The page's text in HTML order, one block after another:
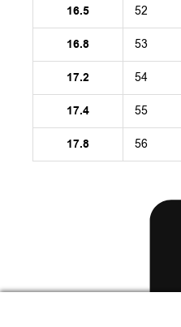
16.5 52
16.8 53
17.2 54
17.4 55
17.8 56